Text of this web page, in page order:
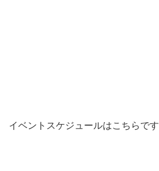
イベントスケジュールはこちらです